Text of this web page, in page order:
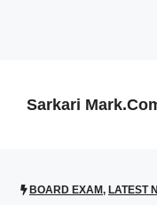
Sarkari
BOARD EXAM, LATEST